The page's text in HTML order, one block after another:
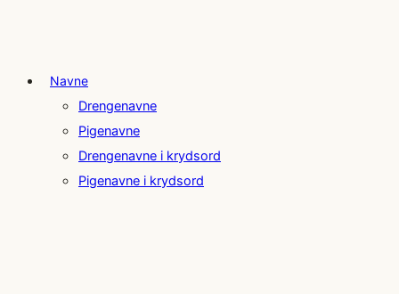
Navne
Drengenavne
Pigenavne
Drengenavne i krydsord
Pigenavne i krydsord